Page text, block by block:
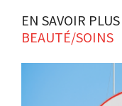
EN SAVOIR
BEAUTÉ/SOINS